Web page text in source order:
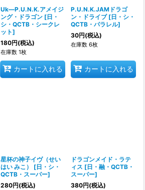
Uk―P.U.N.K.アメイジ
ング・ドラゴン [日・
シ・QCTB・シークレ
ット]
180円(税込)
在庫数 1枚
カートに入れる
P.U.N.K.JAMドラゴ
ン・ドライブ [日・シ・
QCTB・パラレル]
30円(税込)
在庫数 6枚
カートに入れる
星杯の神子イヴ（せい
はい みこ）
[日・シ・
QCTB・スーパー]
280円(税込)
ドラゴンメイド・ラテ
ィス [日・融・QCTB・
スーパー]
380円(税込)